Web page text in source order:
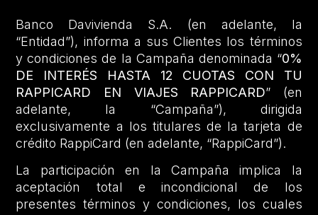
Banco Davivienda S.A. (en adelante, la
“Entidad”), informa a sus Clientes los términos
y condiciones de la Campaña denominada “0%
DE INTERÉS HASTA 12 CUOTAS CON TU
RAPPICARD EN VIAJES RAPPICARD” (en
adelante, la “Campaña”), dirigida
exclusivamente a los titulares de la tarjeta de
crédito RappiCard (en adelante, “RappiCard”).
La participación en la Campaña implica la
aceptación total e incondicional de los
presentes términos y condiciones, los cuales